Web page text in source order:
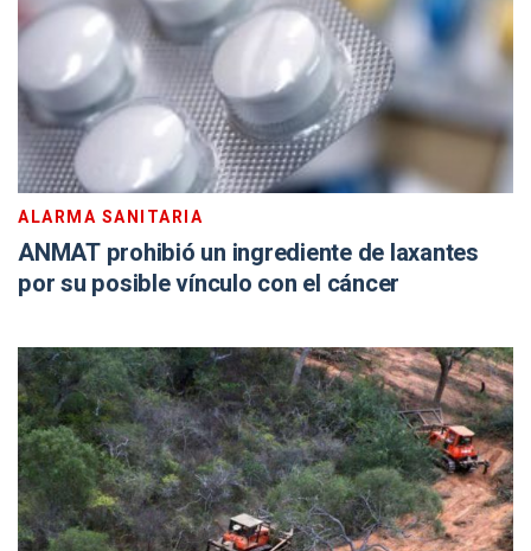
ALARMA SANITARIA
ANMAT prohibió un ingrediente de laxantes
por su posible vínculo con el cáncer